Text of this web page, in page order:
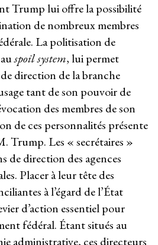
Trump lui offre la possibilité
de nombreux membres
La politisation de
spoil system, lui permet
direction de la branche
tant de son pouvoir de
des membres de son
de ces personnalités présente
Trump. Les « secrétaires »
de direction des agences
Placer à leur tête des
à l’égard de l’État
d’action essentiel pour
fédéral. Étant situés au
administrative, ces directeurs